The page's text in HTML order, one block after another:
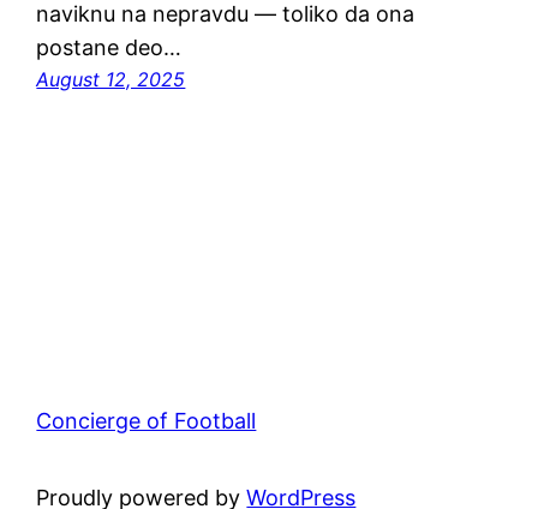
naviknu na nepravdu — toliko da ona
postane deo…
August 12, 2025
Concierge of Football
Proudly powered byWordPress